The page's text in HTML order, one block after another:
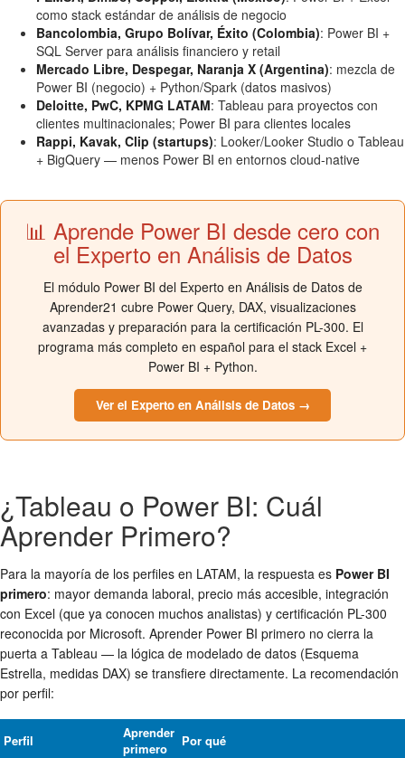
como stack estándar de análisis de negocio
Bancolombia, Grupo Bolívar, Éxito (Colombia): Power BI +
SQL Server para análisis financiero y retail
Mercado Libre, Despegar, Naranja X (Argentina): mezcla de
Power BI (negocio) + Python/Spark (datos masivos)
Deloitte, PwC, KPMG LATAM: Tableau para proyectos con
clientes multinacionales; Power BI para clientes locales
Rappi, Kavak, Clip (startups): Looker/Looker Studio o Tableau
+ BigQuery — menos Power BI en entornos cloud-native
📊 Aprende Power BI desde cero con
el Experto en Análisis de Datos
El módulo Power BI del Experto en Análisis de Datos de
Aprender21 cubre Power Query, DAX, visualizaciones
avanzadas y preparación para la certificación PL-300. El
programa más completo en español para el stack Excel +
Power BI + Python.
Ver el Experto en Análisis de Datos →
¿Tableau o Power BI: Cuál
Aprender Primero?
Para la mayoría de los perfiles en LATAM, la respuesta es Power BI
primero: mayor demanda laboral, precio más accesible, integración
con Excel (que ya conocen muchos analistas) y certificación PL-300
reconocida por Microsoft. Aprender Power BI primero no cierra la
puerta a Tableau — la lógica de modelado de datos (Esquema
Estrella, medidas DAX) se transfiere directamente. La recomendación
por perfil:
Perfil
Aprender
primero
Por qué